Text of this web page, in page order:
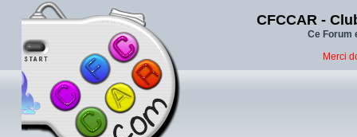
CFCCAR -
Ce Forum
Merci